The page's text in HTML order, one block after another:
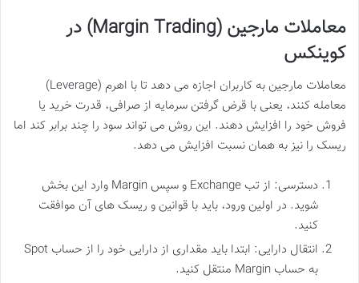
معاملات مارجین (Margin Trading) در
کوینکس
معاملات مارجین به کاربران اجازه می دهد تا با اهرم (Leverage)
معامله کنند، یعنی با قرض گرفتن سرمایه از صرافی، قدرت خرید یا
فروش خود را افزایش دهند. این روش می تواند سود را چند برابر کند اما
ریسک را نیز به همان نسبت افزایش می دهد.
دسترسی: از تب Exchange و سپس Margin وارد این بخش
شوید. در اولین ورود، باید با قوانین و ریسک های آن موافقت
کنید.
انتقال دارایی: ابتدا باید مقداری از دارایی خود را از حساب Spot
به حساب Margin منتقل کنید.